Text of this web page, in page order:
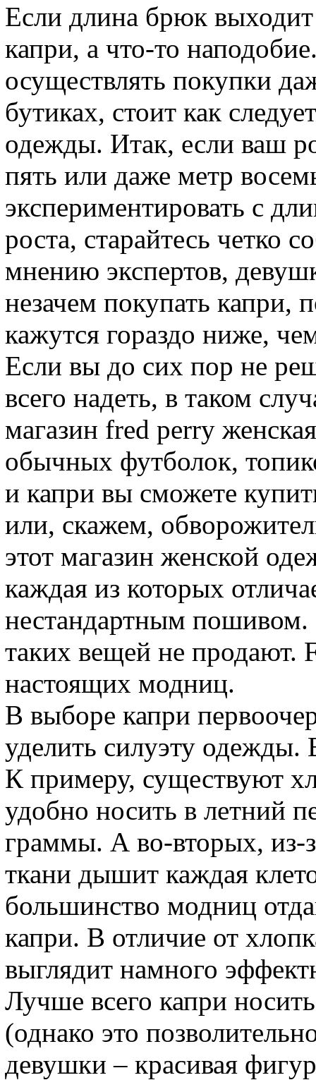
Если длина брюк
капри, а что-то
осуществлять покупки
бутиках, стоит как
одежды. Итак, если ваш
пять или даже метр
экспериментировать с
роста, старайтесь четко
мнению экспертов,
незачем покупать капри,
кажутся гораздо ниже,
Если вы до сих пор не
всего надеть, в таком
магазин fred perry
обычных футболок,
и капри вы сможете
или, скажем,
этот магазин женской
каждая из которых
нестандартным
таких вещей не продают.
настоящих модниц.
В выборе капри
уделить силуэту одежды.
К примеру, существуют
удобно носить в летний
граммы. А во-вторых, из-
ткани дышит каждая
большинство модниц
капри. В отличие от
выглядит намного
Лучше всего капри
(однако это
девушки – красивая